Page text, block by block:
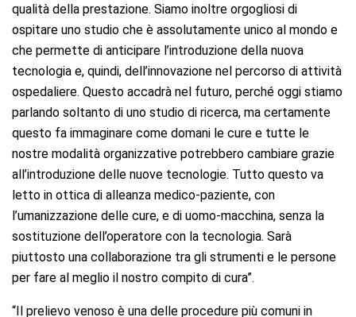
qualità della prestazione. Siamo inoltre orgogliosi di
ospitare uno studio che è assolutamente unico al mondo e
che permette di anticipare l’introduzione della nuova
tecnologia e, quindi, dell’innovazione nel percorso di attività
ospedaliere. Questo accadrà nel futuro, perché oggi stiamo
parlando soltanto di uno studio di ricerca, ma certamente
questo fa immaginare come domani le cure e tutte le
nostre modalità organizzative potrebbero cambiare grazie
all’introduzione delle nuove tecnologie. Tutto questo va
letto in ottica di alleanza medico-paziente, con
l’umanizzazione delle cure, e di uomo-macchina, senza la
sostituzione dell’operatore con la tecnologia. Sarà
piuttosto una collaborazione tra gli strumenti e le persone
per fare al meglio il nostro compito di cura”.
“Il prelievo venoso è una delle procedure più comuni in